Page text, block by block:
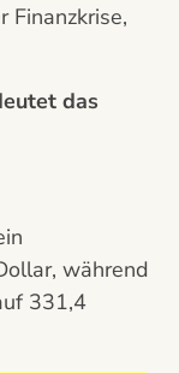
Finanzkrise,
das
während
331,4